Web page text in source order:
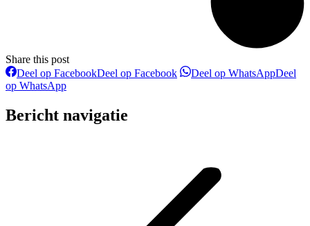
Share this post
Deel op FacebookDeel op Facebook Deel op WhatsAppDeel
op WhatsApp
Bericht navigatie